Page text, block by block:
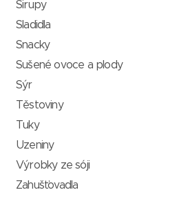
Sirupy
Sladidla
Snacky
Sušené ovoce a plody
Sýr
Těstoviny
Tuky
Uzeniny
Výrobky ze sóji
Zahušťovadla